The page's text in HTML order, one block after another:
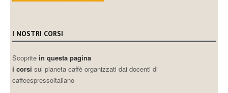
I NOSTRI CORSI
Scopritein questa pagina
i corsi sul pianeta caffè organizzati dai docenti di
caffeespressoitaliano